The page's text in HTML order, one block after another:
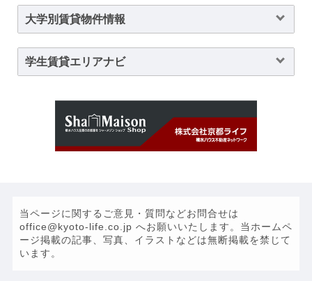
大学別賃貸物件情報
学生賃貸エリアナビ
当ページに関するご意見・質問などお問合せは
office@kyoto-life.co.jp へお願いいたします。当ホームペ
ージ掲載の記事、写真、イラストなどは無断掲載を禁じて
います。